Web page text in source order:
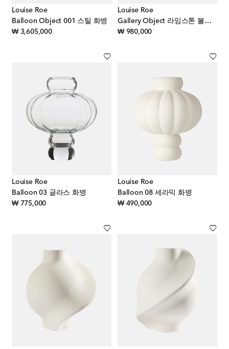
Louise Roe
Balloon Object 001 스틸 화병
₩ 3,605,000original price
Louise Roe
Gallery Object 라임스톤 볼그릇
₩ 980,000original price
Louise Roe
Balloon 03 글라스 화병
₩ 775,000original price
Louise Roe
Balloon 08 세라믹 화병
₩ 490,000original price